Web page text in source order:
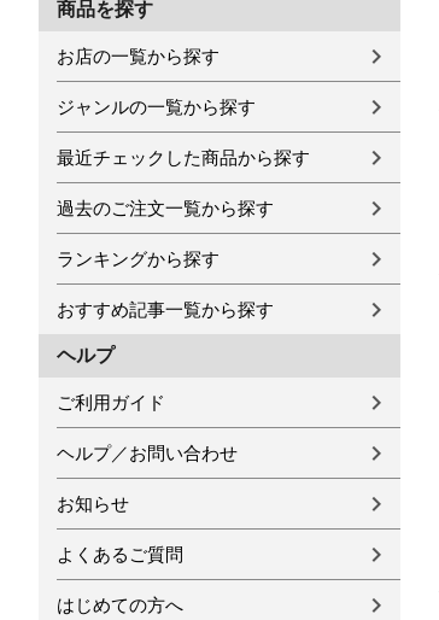
商品を探す
お店の一覧から探す
ジャンルの一覧から探す
最近チェックした商品から探す
過去のご注文一覧から探す
ランキングから探す
おすすめ記事一覧から探す
ヘルプ
ご利用ガイド
ヘルプ／お問い合わせ
お知らせ
よくあるご質問
はじめての方へ